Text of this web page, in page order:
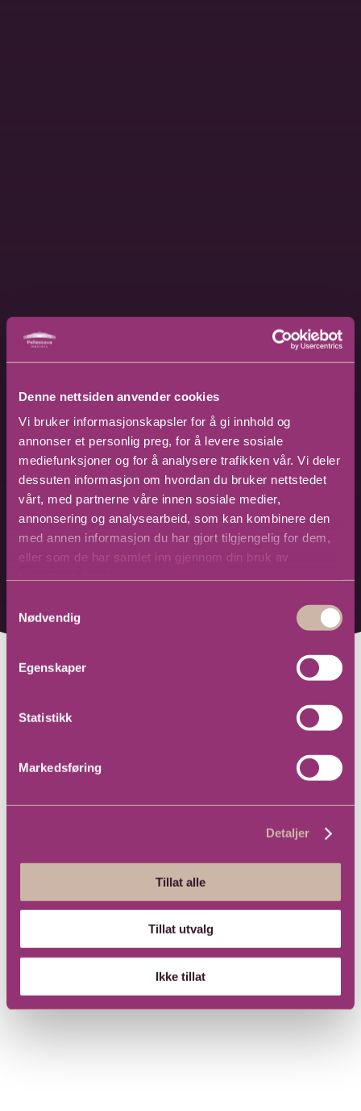
Denne nettsiden anvender cookies
Vi bruker informasjonskapsler for å gi innhold og
annonser et personlig preg, for å levere sosiale
mediefunksjoner og for å analysere trafikken vår. Vi deler
dessuten informasjon om hvordan du bruker nettstedet
vårt, med partnerne våre innen sosiale medier,
annonsering og analysearbeid, som kan kombinere den
med annen informasjon du har gjort tilgjengelig for dem,
eller som de har samlet inn gjennom din bruk av
Nødvendig
Egenskaper
Statistikk
Markedsføring
Detaljer
Tillat alle
Tillat utvalg
Ikke tillat